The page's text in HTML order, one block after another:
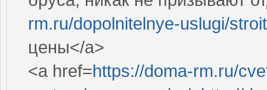
rm.ru/dopolnitelnye-uslugi/
цены</a>
<a href=https://doma-rm.ru/